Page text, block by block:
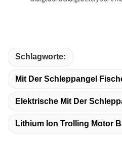
Schlagworte:
Mit Der Schleppangel
Elektrische Mit Der
Lithium Ion Trolling Motor